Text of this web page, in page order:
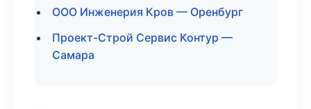
ООО Инженерия Кров — Оренбург
Проект-Строй Сервис Контур —
Самара